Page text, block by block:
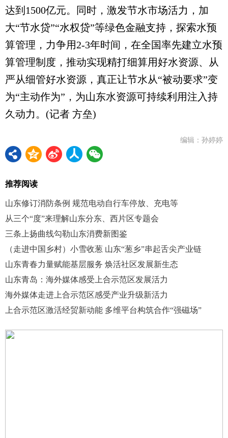
达到1500亿元。同时，激发节水市场活力，加
大“节水贷”“水权贷”等绿色金融支持，探索水预
算管理，力争用2-3年时间，在全国率先建立水预
算管理制度，推动实现精打细算用好水资源、从
严从细管好水资源，真正让节水从“被动要求”变
为“主动作为”，为山东水资源可持续利用注入持
久动力。(记者 方垒)
编辑：孙婷婷
推荐阅读
山东修订消防条例 规范电动自行车停放、充电等
从三个“度”来理解山东分东、西片区专题会
三条上扬曲线勾勒山东消费新图鉴
（走进中国乡村）小雪收葱 山东“葱乡”串起舌尖产业链
山东青春力量赋能基层服务 焕活社区发展新生态
山东青岛：海外媒体感受上合示范区发展活力
海外媒体走进上合示范区感受产业升级新活力
上合示范区激活经贸新动能 多维平台构筑合作“强磁场”